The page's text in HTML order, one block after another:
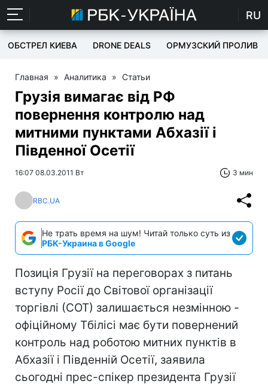
RU
ОБСТРЕЛ КИЕВА DRONE DEALS ОРМУЗСКИЙ ПРОЛИВ
Главная » Аналитика » Статьи
Грузія вимагає від РФ
повернення контролю над
митними пунктами Абхазії і
Південної Осетії
16:07 08.03.2011 Вт 3 мин
RBC.UA
Не трать время на шум! Читай только суть из
РБК-Украина в Google
Позиція Грузії на переговорах з питань
вступу Росії до Світової організації
торгівлі (СОТ) залишається незмінною -
офіційному Тбілісі має бути повернений
контроль над роботою митних пунктів в
Абхазії і Південній Осетії, заявила
сьогодні прес-спікер президента Грузії